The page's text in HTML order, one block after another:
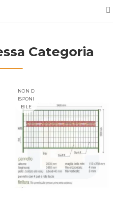
Categoria
NON D
ISPONI
BILE